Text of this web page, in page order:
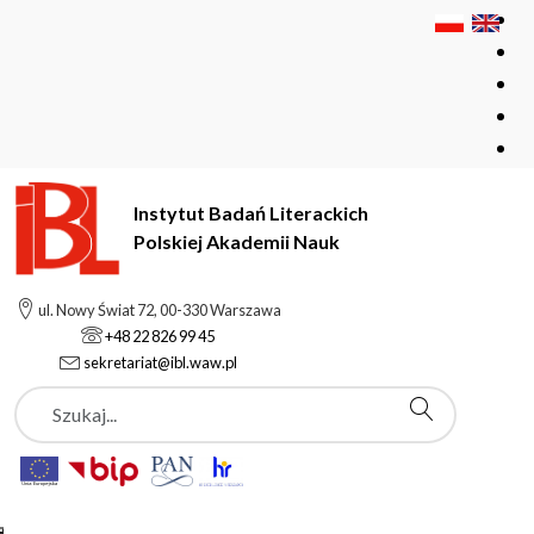
Instytut Badań Literackich
Polskiej Akademii Nauk
ul. Nowy Świat 72, 00-330 Warszawa
+48 22 826 99 45
sekretariat@ibl.waw.pl
Szukaj
Instytut Badań Literackich Polskiej Akademii Nauk
Pracownicy
Zięba Ilona
Zięba Ilona